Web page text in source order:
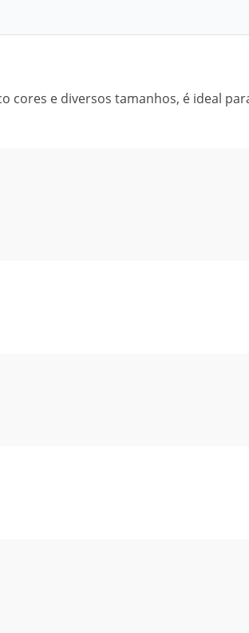
cores e diversos tamanhos, é ideal